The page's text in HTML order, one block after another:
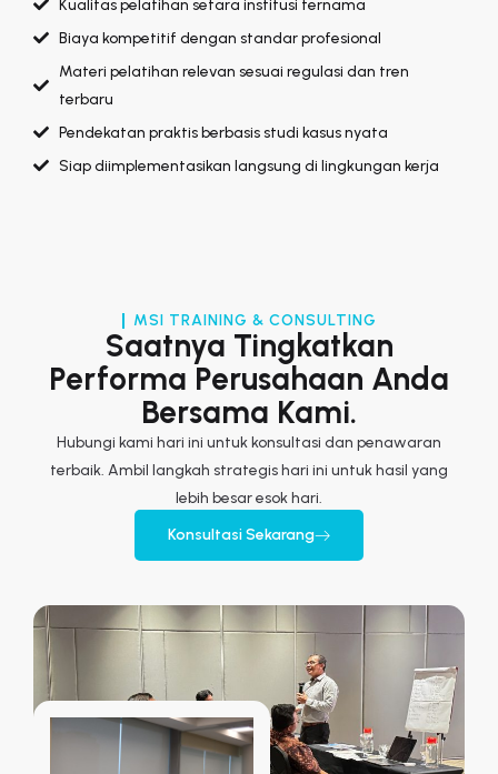
Kualitas pelatihan setara institusi ternama
Biaya kompetitif dengan standar profesional
Materi pelatihan relevan sesuai regulasi dan tren
terbaru
Pendekatan praktis berbasis studi kasus nyata
Siap diimplementasikan langsung di lingkungan kerja
MSI TRAINING & CONSULTING
Saatnya Tingkatkan
Performa Perusahaan Anda
Bersama Kami.
Hubungi kami hari ini untuk konsultasi dan penawaran
terbaik. Ambil langkah strategis hari ini untuk hasil yang
lebih besar esok hari.
Konsultasi Sekarang